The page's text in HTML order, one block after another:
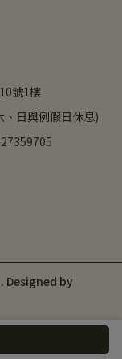
號1樓
日與例假日休息)
Designed by